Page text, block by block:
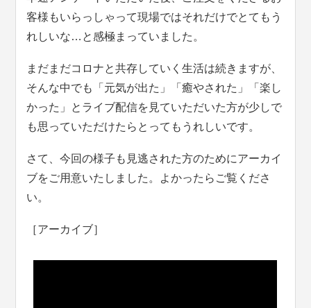
客様もいらっしゃって現場ではそれだけでとてもう
れしいな…と感極まっていました。
まだまだコロナと共存していく生活は続きますが、
そんな中でも「元気が出た」「癒やされた」「楽し
かった」とライブ配信を見ていただいた方が少しで
も思っていただけたらとってもうれしいです。
さて、今回の様子も見逃された方のためにアーカイ
ブをご用意いたしました。よかったらご覧くださ
い。
［アーカイブ］